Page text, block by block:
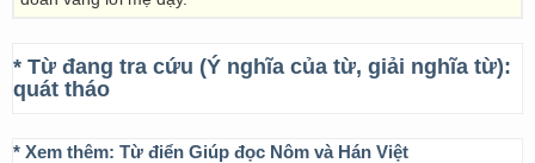
* Từ đang tra cứu (Ý nghĩa của từ, giải nghĩa từ):
quát tháo
* Xem thêm: Từ điển Giúp đọc Nôm và Hán Việt